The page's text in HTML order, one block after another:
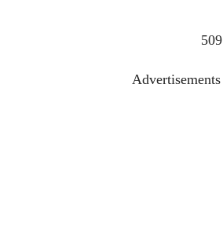
509
Advertisements